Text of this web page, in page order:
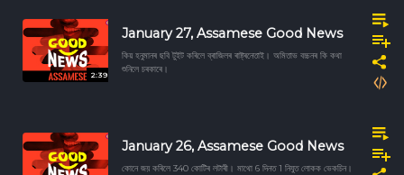
2:39
January 27, Assamese Good News
কিয় হনুমানৰ ছবি টুইট কৰিলে ব্ৰাজিলৰ ৰাষ্ট্ৰনেতাই। অমিতাভ বচ্চনৰ কি কথা
শুনিলে চৰকাৰে।
January 26, Assamese Good News
কোনে জয় কৰিলে 340 কোটিৰ লটাৰী। মাথো 6 দিনত 1 নিযুত লোকক ভেকচিন।